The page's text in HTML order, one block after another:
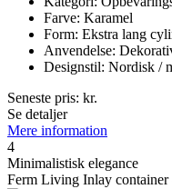
Farve: Karamel
Form: Ekstra lang
Anvendelse:
Designstil: Nordisk /
Seneste pris: kr.
Se detaljer
Mere information
4
Minimalistisk elegance
Ferm Living Inlay container